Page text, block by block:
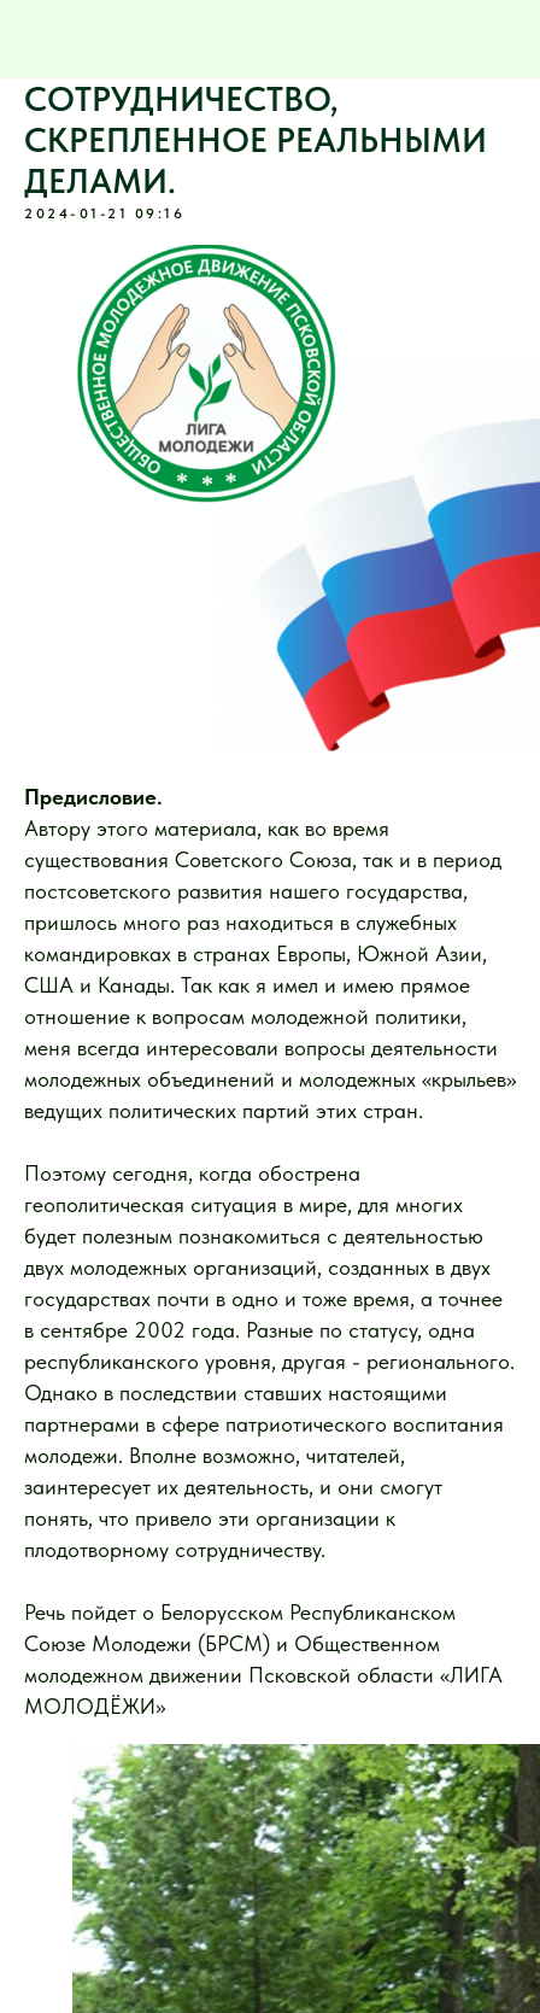
СОТРУДНИЧЕСТВО,
СКРЕПЛЕННОЕ РЕАЛЬНЫМИ
ДЕЛАМИ.
2024-01-21 09:16
Предисловие.
Автору этого материала, как во время
существования Советского Союза, так и в период
постсоветского развития нашего государства,
пришлось много раз находиться в служебных
командировках в странах Европы, Южной Азии,
США и Канады. Так как я имел и имею прямое
отношение к вопросам молодежной политики,
меня всегда интересовали вопросы деятельности
молодежных объединений и молодежных «крыльев»
ведущих политических партий этих стран.
Поэтому сегодня, когда обострена
геополитическая ситуация в мире, для многих
будет полезным познакомиться с деятельностью
двух молодежных организаций, созданных в двух
государствах почти в одно и тоже время, а точнее
в сентябре 2002 года. Разные по статусу, одна
республиканского уровня, другая - регионального.
Однако в последствии ставших настоящими
партнерами в сфере патриотического воспитания
молодежи. Вполне возможно, читателей,
заинтересует их деятельность, и они смогут
понять, что привело эти организации к
плодотворному сотрудничеству.
Речь пойдет о Белорусском Республиканском
Союзе Молодежи (БРСМ) и Общественном
молодежном движении Псковской области «ЛИГА
МОЛОДЁЖИ»